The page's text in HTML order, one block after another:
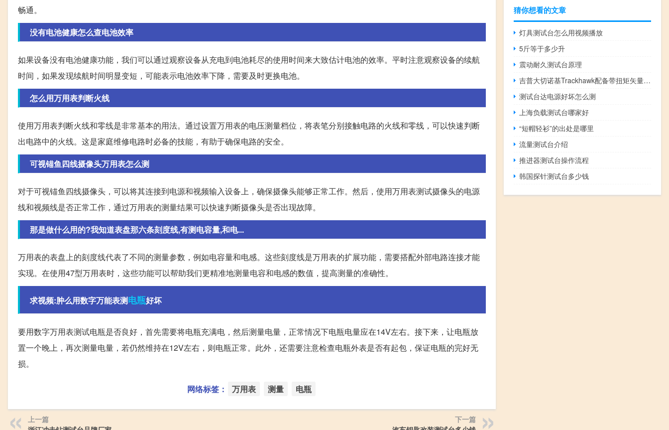
畅通。
没有电池健康怎么查电池效率
如果设备没有电池健康功能，我们可以通过观察设备从充电到电池耗尽的使用时间来大致估计电池的效率。平时注意观察设备的续航
时间，如果发现续航时间明显变短，可能表示电池效率下降，需要及时更换电池。
怎么用万用表判断火线
使用万用表判断火线和零线是非常基本的用法。通过设置万用表的电压测量档位，将表笔分别接触电路的火线和零线，可以快速判断
出电路中的火线。这是家庭维修电路时必备的技能，有助于确保电路的安全。
可视锚鱼四线摄像头万用表怎么测
对于可视锚鱼四线摄像头，可以将其连接到电源和视频输入设备上，确保摄像头能够正常工作。然后，使用万用表测试摄像头的电源
线和视频线是否正常工作，通过万用表的测量结果可以快速判断摄像头是否出现故障。
那是做什么用的?我知道表盘那六条刻度线,有测电容量,和电...
万用表的表盘上的刻度线代表了不同的测量参数，例如电容量和电感。这些刻度线是万用表的扩展功能，需要搭配外部电路连接才能
实现。在使用47型万用表时，这些功能可以帮助我们更精准地测量电容和电感的数值，提高测量的准确性。
求视频:肿么用数字万能表测电瓶好坏
要用数字万用表测试电瓶是否良好，首先需要将电瓶充满电，然后测量电量，正常情况下电瓶电量应在14V左右。接下来，让电瓶放
置一个晚上，再次测量电量，若仍然维持在12V左右，则电瓶正常。此外，还需要注意检查电瓶外表是否有起包，保证电瓶的完好无
损。
网络标签： 万用表 测量 电瓶
上一篇
下一篇
猜你想看的文章
灯具测试台怎么用视频播放
5斤等于多少升
震动耐久测试台原理
吉普大切诺基Trackhawk配备带扭矩矢量的AWD
测试台达电源好坏怎么测
上海负载测试台哪家好
“短帽轻衫”的出处是哪里
流量测试台介绍
推进器测试台操作流程
韩国探针测试台多少钱